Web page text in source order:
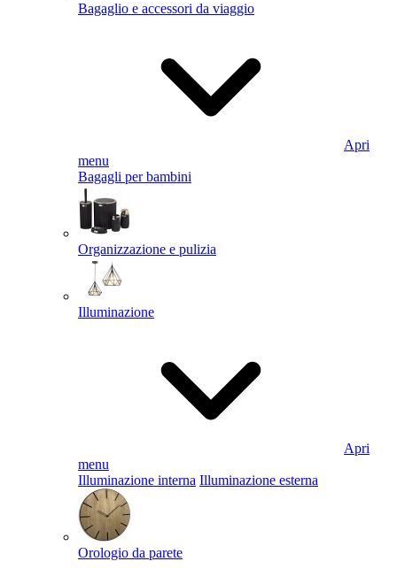
Bagaglio e accessori da viaggio
Apri
menu
Bagagli per bambini
Organizzazione e pulizia
Illuminazione
Apri
menu
Illuminazione interna Illuminazione esterna
Orologio da parete